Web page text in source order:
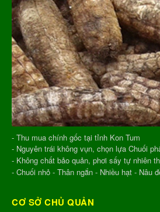
- Thu mua chính gốc tại tỉnh Kon Tum
- Nguyên trái không vụn, chọn lựa Chuối
- Không chất bảo quản, phơi sấy tự nhiên
- Chuối nhỏ - Thân ngắn - Nhiều hạt - Nâu
CƠ SỞ CHỦ QUẢN